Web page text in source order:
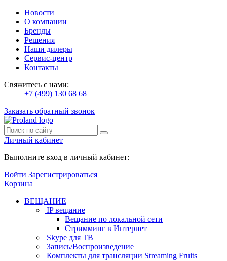
Новости
О компании
Бренды
Решения
Наши дилеры
Сервис-центр
Контакты
Свяжитесь с нами:
+7 (499) 130 68 68
Заказать обратный звонок
Личный кабинет
Выполните вход в личный кабинет:
Войти Зарегистрироваться
Корзина
ВЕЩАНИЕ
IP вещание
Вещание по локальной сети
Стримминг в Интернет
Skype для ТВ
Запись/Воспроизведение
Комплекты для трансляции Streaming Fruits